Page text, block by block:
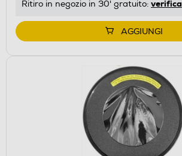
Ritiro in negozio in 30' gratuito: verifica
AGGIUNGI